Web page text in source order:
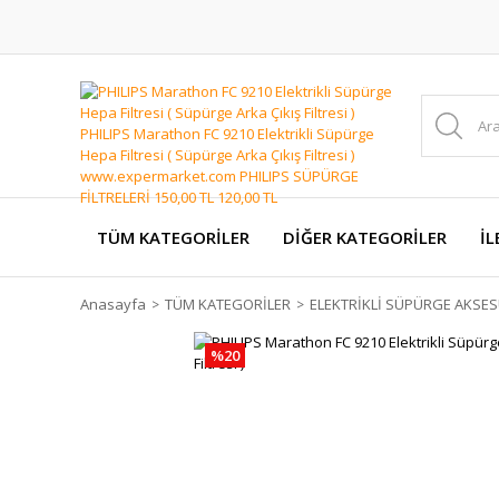
TÜM KATEGORİLER DİĞER KATEGORİLER
Anasayfa TÜM KATEGORİLER ELEKTRİKLİ SÜPÜRGE
%20